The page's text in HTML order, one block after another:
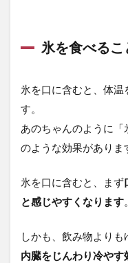
氷を食べるこ
氷を口に含むと、体温
す。
あのちゃんのように
のような効果がありま
氷を口に含むと、まず
と感じやすくなります。
しかも、飲み物よりも
内臓をじんわり冷やす